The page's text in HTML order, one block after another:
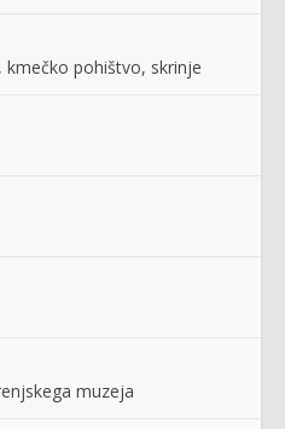
kmečko pohištvo, skrinje
muzeja